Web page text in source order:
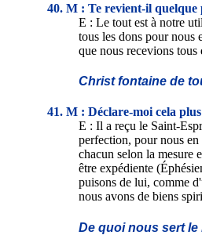
40. M : Te revient-il quelque
E : Le tout est à notre
tous les dons pour nous
que nous recevions tous
Christ fontaine de
41. M : Déclare-moi cela
E : Il a reçu le Saint-
perfection, pour nous
chacun selon la mesure
être expédiente
puisons de lui, comme
nous avons de biens
De quoi nous sert